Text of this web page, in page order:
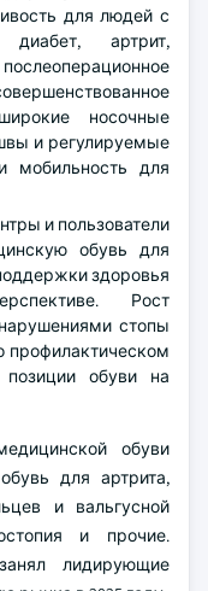
для людей с
артрит,
носочные
и регулируемые
мобильность для
и пользователи
обувь для
здоровья
Рост
стопы
профилактическом
обуви на
обуви
для артрита,
и вальгусной
и прочие.
лидирующие